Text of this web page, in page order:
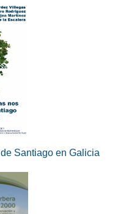
Santiago en Galicia